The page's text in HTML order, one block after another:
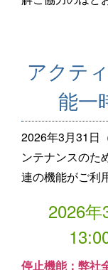
アクテ
能一
2026年3月31日
ンテナンスのた
連の機能がご利
2026
停止機能：弊社